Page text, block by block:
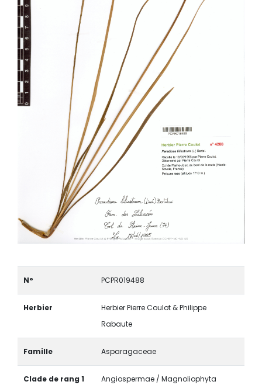
N° PCPR019488
Herbier
Herbier Pierre Coulot & Philippe
Rabaute
Famille Asparagaceae
Clade de rang 1
Angiospermae / Magnoliophyta